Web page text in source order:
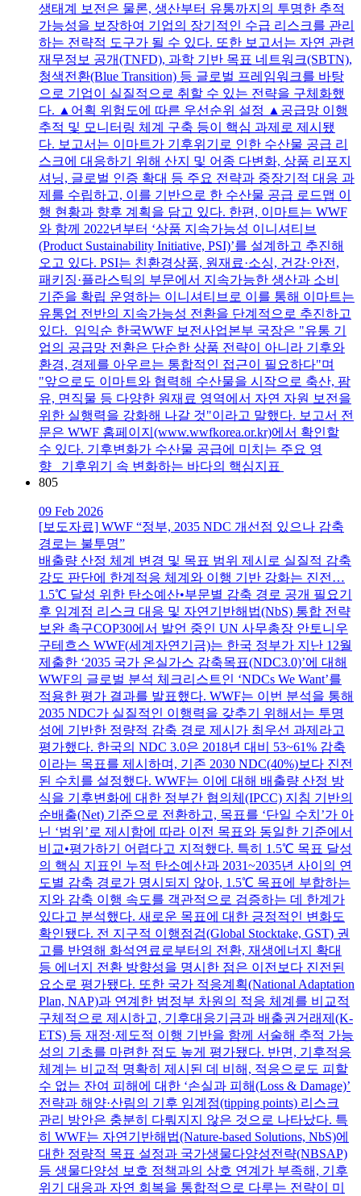
생태계 보전은 물론, 생산부터 유통까지의 투명한 추적
가능성을 보장하여 기업의 장기적인 수급 리스크를 관리
하는 전략적 도구가 될 수 있다. 또한 보고서는 자연 관련
재무정보 공개(TNFD), 과학 기반 목표 네트워크(SBTN),
청색전환(Blue Transition) 등 글로벌 프레임워크를 바탕
으로 기업이 실질적으로 취할 수 있는 전략을 구체화했
다. ▲어획 위험도에 따른 우선순위 설정 ▲공급망 이행
추적 및 모니터링 체계 구축 등이 핵심 과제로 제시됐
다. 보고서는 이마트가 기후위기로 인한 수산물 공급 리
스크에 대응하기 위해 산지 및 어종 다변화, 상품 리포지
셔닝, 글로벌 인증 확대 등 주요 전략과 중장기적 대응 과
제를 수립하고, 이를 기반으로 한 수산물 공급 로드맵 이
행 현황과 향후 계획을 담고 있다. 한편, 이마트는 WWF
와 함께 2022년부터 ‘상품 지속가능성 이니셔티브
(Product Sustainability Initiative, PSI)’를 설계하고 추진해
오고 있다. PSI는 친환경상품, 원재료·소싱, 건강·안전,
패키징·플라스틱의 부문에서 지속가능한 생산과 소비
기준을 확립 운영하는 이니셔티브로 이를 통해 이마트는
유통업 전반의 지속가능성 전환을 단계적으로 추진하고
있다. 임익순 한국WWF 보전사업본부 국장은 "유통 기
업의 공급망 전환은 단순한 상품 전략이 아니라 기후와
환경, 경제를 아우르는 통합적인 접근이 필요하다"며
"앞으로도 이마트와 협력해 수산물을 시작으로 축산, 팜
유, 면직물 등 다양한 원재료 영역에서 자연 자원 보전을
위한 실행력을 강화해 나갈 것"이라고 말했다. 보고서 전
문은 WWF 홈페이지(www.wwfkorea.or.kr)에서 확인할
수 있다. 기후변화가 수산물 공급에 미치는 주요 영
향 기후위기 속 변화하는 바다의 핵심지표
805
09 Feb 2026
[보도자료] WWF “정부, 2035 NDC 개선점 있으나 감축
경로는 불투명”
배출량 산정 체계 변경 및 목표 범위 제시로 실질적 감축
강도 판단에 한계적응 체계와 이행 기반 강화는 진전…
1.5℃ 달성 위한 탄소예산•부문별 감축 경로 공개 필요기
후 임계점 리스크 대응 및 자연기반해법(NbS) 통합 전략
보완 촉구COP30에서 발언 중인 UN 사무총장 안토니우
구테흐스 WWF(세계자연기금)는 한국 정부가 지난 12월
제출한 ‘2035 국가 온실가스 감축목표(NDC3.0)’에 대해
WWF의 글로벌 분석 체크리스트인 ‘NDCs We Want’를
적용한 평가 결과를 발표했다. WWF는 이번 분석을 통해
2035 NDC가 실질적인 이행력을 갖추기 위해서는 투명
성에 기반한 정량적 감축 경로 제시가 최우선 과제라고
평가했다. 한국의 NDC 3.0은 2018년 대비 53~61% 감축
이라는 목표를 제시하며, 기존 2030 NDC(40%)보다 진전
된 수치를 설정했다. WWF는 이에 대해 배출량 산정 방
식을 기후변화에 대한 정부간 협의체(IPCC) 지침 기반의
순배출(Net) 기준으로 전환하고, 목표를 ‘단일 수치’가 아
닌 ‘범위’로 제시함에 따라 이전 목표와 동일한 기준에서
비교•평가하기 어렵다고 지적했다. 특히 1.5℃ 목표 달성
의 핵심 지표인 누적 탄소예산과 2031~2035년 사이의 연
도별 감축 경로가 명시되지 않아, 1.5℃ 목표에 부합하는
지와 감축 이행 속도를 객관적으로 검증하는 데 한계가
있다고 분석했다. 새로운 목표에 대한 긍정적인 변화도
확인됐다. 전 지구적 이행점검(Global Stocktake, GST) 권
고를 반영해 화석연료로부터의 전환, 재생에너지 확대
등 에너지 전환 방향성을 명시한 점은 이전보다 진전된
요소로 평가됐다. 또한 국가 적응계획(National Adaptation
Plan, NAP)과 연계한 범정부 차원의 적응 체계를 비교적
구체적으로 제시하고, 기후대응기금과 배출권거래제(K-
ETS) 등 재정·제도적 이행 기반을 함께 서술해 추적 가능
성의 기초를 마련한 점도 높게 평가됐다. 반면, 기후적응
체계는 비교적 명확히 제시된 데 비해, 적응으로도 피할
수 없는 잔여 피해에 대한 ‘손실과 피해(Loss & Damage)’
전략과 해양·산림의 기후 임계점(tipping points) 리스크
관리 방안은 충분히 다뤄지지 않은 것으로 나타났다. 특
히 WWF는 자연기반해법(Nature-based Solutions, NbS)에
대한 정량적 목표 설정과 국가생물다양성전략(NBSAP)
등 생물다양성 보호 정책과의 상호 연계가 부족해, 기후
위기 대응과 자연 회복을 통합적으로 다루는 전략이 미